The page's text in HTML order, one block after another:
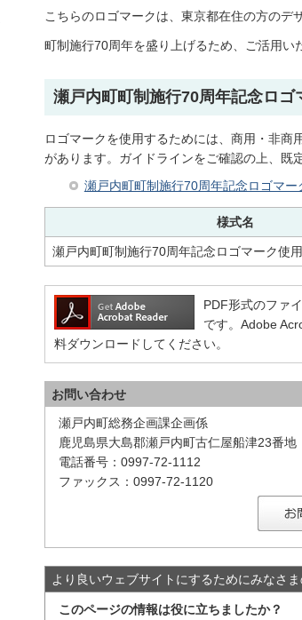
こちらのロゴマークは、東京都在住の方のデ
町制施行70周年を盛り上げるため、ご活用い
瀬戸内町町制施行70周年記念ロゴ
ロゴマークを使用するためには、商用・非
があります。ガイドラインをご確認の上、既
瀬戸内町町制施行70周年記念ロゴマー
様式名
瀬戸内町町制施行70周年記念ロゴマーク使
PDF形式のファ
です。Adobe
料ダウンロードしてください。
お問い合わせ
瀬戸内町総務企画課企画係
鹿児島県大島郡瀬戸内町古仁屋船津23番地
電話番号：0997-72-1112
ファックス：0997-72-1120
より良いウェブサイトにするためにみなさ
このページの情報は役に立ちましたか？